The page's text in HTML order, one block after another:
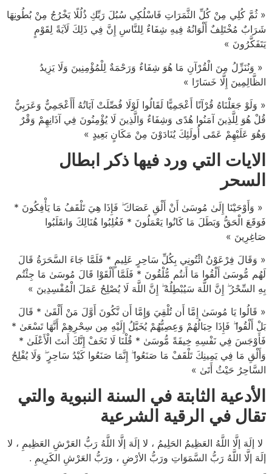
« ثُمَّ كُلِي مِنْ كُلِّ الثَّمَرَاتِ فَاسْلُكِي سُبُلَ رَبِّكِ ذُلُلًا يَخْرُجُ مِنْ بُطُونِهَا
شَرَابٌ مُخْتَلِفٌ أَلْوَانُهُ فِيهِ شِفَاءٌ لِلنَّاسِ إِنَّ فِي ذَلِكَ لَآيَةً لِقَوْمٍ
يَتَفَكَّرُونَ »
« وَنُنَزِّلُ مِنَ الْقُرْآنِ مَا هُوَ شِفَاءٌ وَرَحْمَةٌ لِلْمُؤْمِنِينَ وَلَا يَزِيدُ
الظَّالِمِينَ إِلَّا خَسَارًا »
« وَلَوْ جَعَلْنَاهُ قُرْآنًا أَعْجَمِيًّا لَقَالُوا لَوْلَا فُصِّلَتْ آيَاتُهُ أَأَعْجَمِيٌّ وَعَرَبِيٌّ
قُلْ هُوَ لِلَّذِينَ آمَنُوا هُدًى وَشِفَاءٌ وَالَّذِينَ لَا يُؤْمِنُونَ فِي آذَانِهِمْ وَقْرٌ
وَهُوَ عَلَيْهِمْ عَمًى أُولَئِكَ يُنَادَوْنَ مِنْ مَكَانٍ بَعِيدٍ »
الايات التي ورد فيها ذكر ابطال
السحر
« وَأَوْحَيْنَا إِلَىٰ مُوسَىٰ أَنْ أَلْقِ عَصَاكَ ۖ فَإِذَا هِيَ تَلْقَفُ مَا يَأْفِكُونَ *
فَوَقَعَ الْحَقُّ وَبَطَلَ مَا كَانُوا يَعْمَلُونَ * فَغُلِبُوا هُنَالِكَ وَانقَلَبُوا
صَاغِرِينَ »
« وَقَالَ فِرْعَوْنُ ائْتُونِي بِكُلِّ سَاحِرٍ عَلِيمٍ * فَلَمَّا جَاءَ السَّحَرَةُ قَالَ
لَهُم مُّوسَىٰ أَلْقُوا مَا أَنتُم مُّلْقُونَ * فَلَمَّا أَلْقَوْا قَالَ مُوسَىٰ مَا جِئْتُم
بِهِ السِّحْرُ ۖ إِنَّ اللَّهَ سَيُبْطِلُهُ ۖ إِنَّ اللَّهَ لَا يُصْلِحُ عَمَلَ الْمُفْسِدِينَ »
« قَالُوا يَا مُوسَىٰ إِمَّا أَن تُلْقِيَ وَإِمَّا أَن نَّكُونَ أَوَّلَ مَنْ أَلْقَىٰ * قَالَ
بَلْ أَلْقُوا ۖ فَإِذَا حِبَالُهُمْ وَعِصِيُّهُمْ يُخَيَّلُ إِلَيْهِ مِن سِحْرِهِمْ أَنَّهَا تَسْعَىٰ *
فَأَوْجَسَ فِي نَفْسِهِ خِيفَةً مُّوسَىٰ * قُلْنَا لَا تَخَفْ إِنَّكَ أَنتَ الْأَعْلَىٰ *
وَأَلْقِ مَا فِي يَمِينِكَ تَلْقَفْ مَا صَنَعُوا ۖ إِنَّمَا صَنَعُوا كَيْدُ سَاحِرٍ ۖ وَلَا يُفْلِحُ
السَّاحِرُ حَيْثُ أَتَىٰ »
الأدعية الثابتة في السنة النبوية والتي
تقال في الرقية الشرعية
لا إلَهَ إلَّا اللَّهُ العَظِيمُ الحَلِيمُ ، لا إلَهَ إلَّا اللَّهُ رَبُّ العَرْشِ العَظِيمِ ، لا
إلَهَ إلَّا اللَّهُ رَبُّ السَّمَوَاتِ ورَبُّ الأرْضِ ، ورَبُّ العَرْشِ الكَرِيمِ .